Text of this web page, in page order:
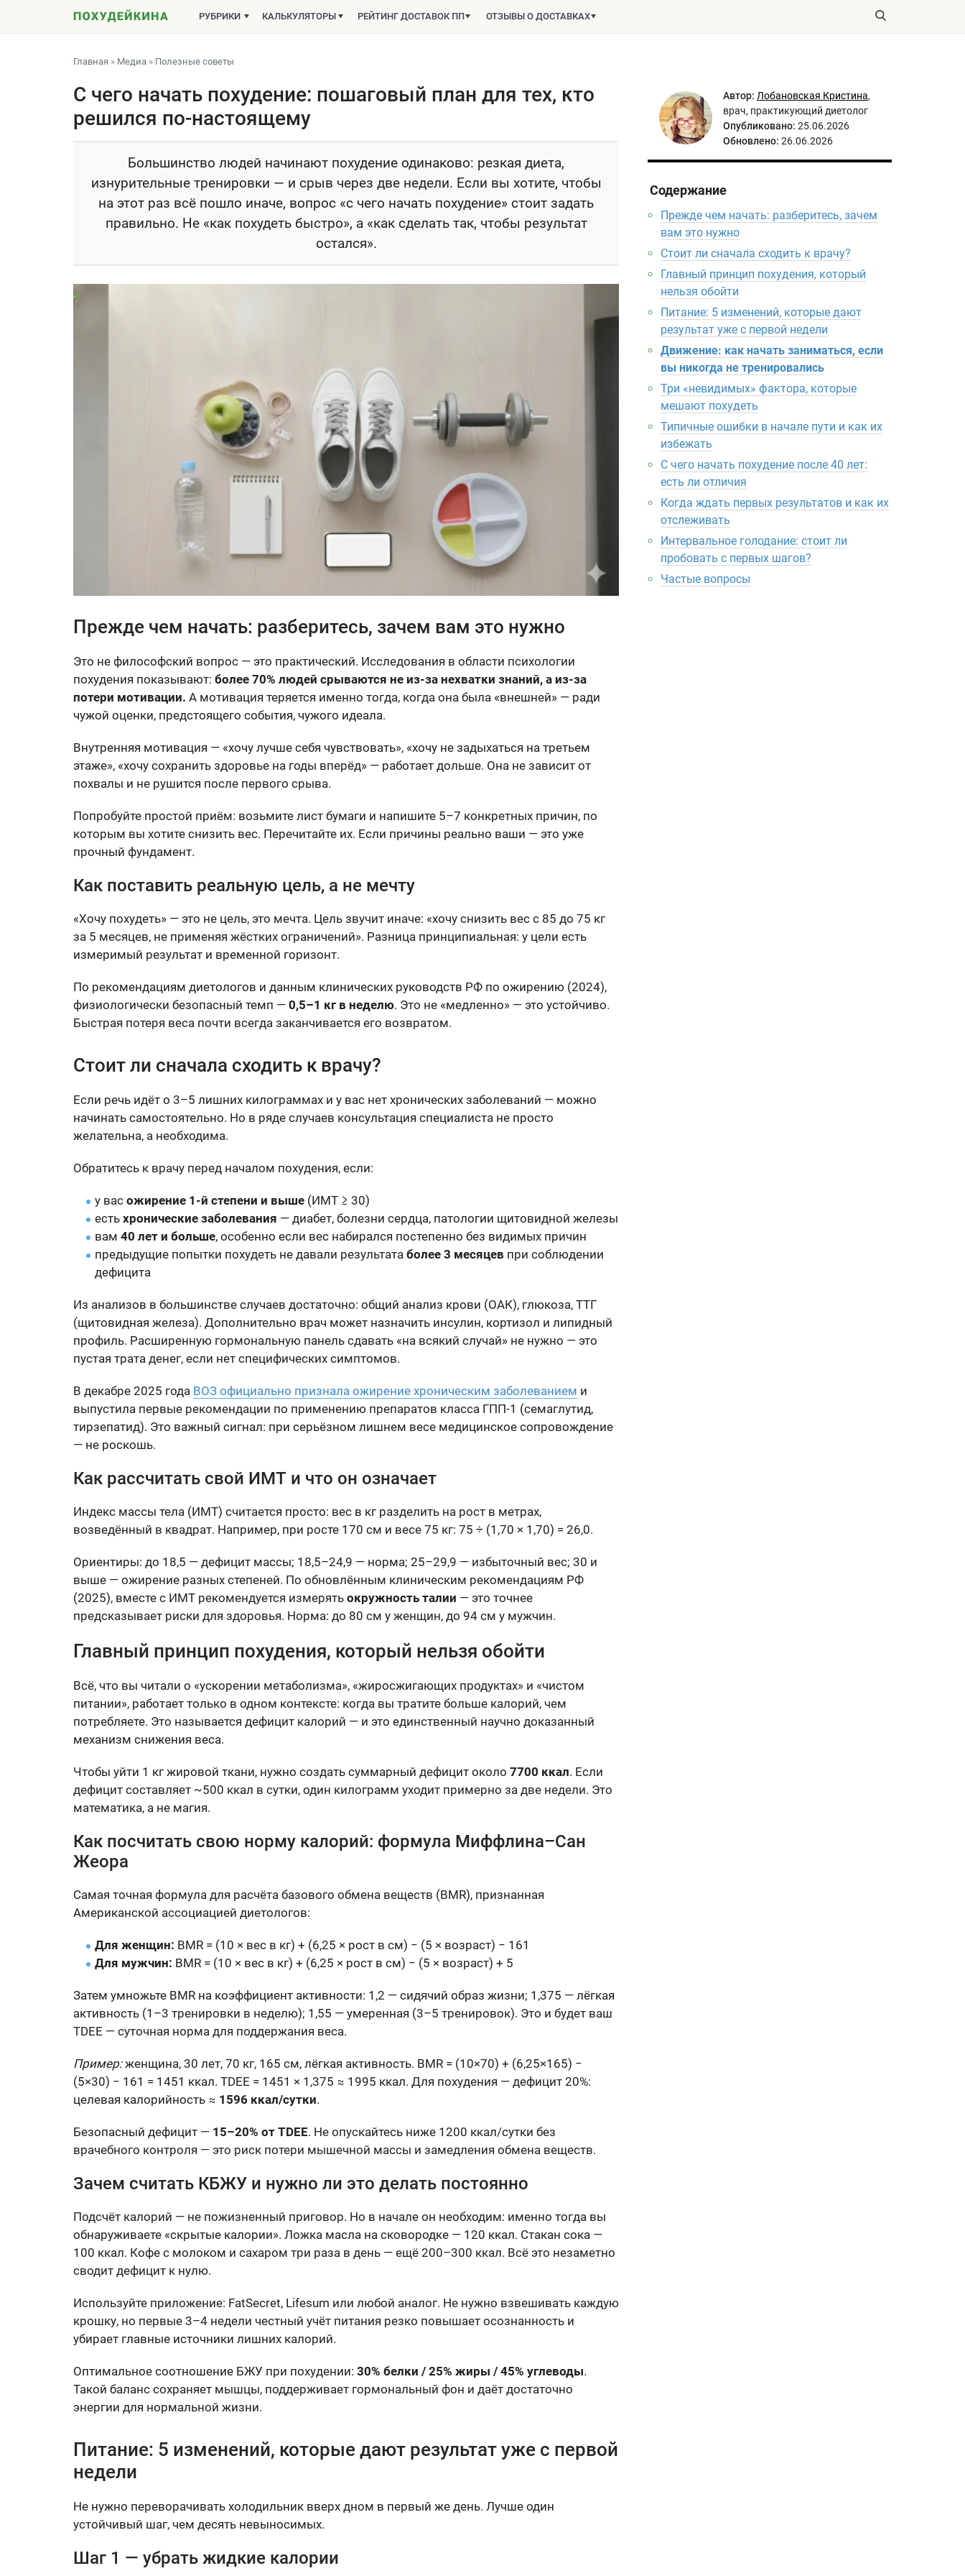
РУБРИКИ КАЛЬКУЛЯТОРЫ РЕЙТИНГ ДОСТАВОК ПП ОТЗЫВЫ О ДОСТАВКАХ
Главная » Медиа » Полезные советы
С чего начать похудение: пошаговый план для тех, кто
решился по-настоящему
Большинство людей начинают похудение одинаково: резкая диета,
изнурительные тренировки — и срыв через две недели. Если вы хотите, чтобы
на этот раз всё пошло иначе, вопрос «с чего начать похудение» стоит задать
правильно. Не «как похудеть быстро», а «как сделать так, чтобы результат
остался».
Прежде чем начать: разберитесь, зачем вам это нужно
Это не философский вопрос — это практический. Исследования в области психологии
похудения показывают: более 70% людей срываются не из-за нехватки знаний, а из-за
потери мотивации. А мотивация теряется именно тогда, когда она была «внешней» — ради
чужой оценки, предстоящего события, чужого идеала.
Внутренняя мотивация — «хочу лучше себя чувствовать», «хочу не задыхаться на третьем
этаже», «хочу сохранить здоровье на годы вперёд» — работает дольше. Она не зависит от
похвалы и не рушится после первого срыва.
Попробуйте простой приём: возьмите лист бумаги и напишите 5–7 конкретных причин, по
которым вы хотите снизить вес. Перечитайте их. Если причины реально ваши — это уже
прочный фундамент.
Как поставить реальную цель, а не мечту
«Хочу похудеть» — это не цель, это мечта. Цель звучит иначе: «хочу снизить вес с 85 до 75 кг
за 5 месяцев, не применяя жёстких ограничений». Разница принципиальная: у цели есть
измеримый результат и временной горизонт.
По рекомендациям диетологов и данным клинических руководств РФ по ожирению (2024),
физиологически безопасный темп — 0,5–1 кг в неделю. Это не «медленно» — это устойчиво.
Быстрая потеря веса почти всегда заканчивается его возвратом.
Стоит ли сначала сходить к врачу?
Если речь идёт о 3–5 лишних килограммах и у вас нет хронических заболеваний — можно
начинать самостоятельно. Но в ряде случаев консультация специалиста не просто
желательна, а необходима.
Обратитесь к врачу перед началом похудения, если:
у вас ожирение 1-й степени и выше (ИМТ ≥ 30)
есть хронические заболевания — диабет, болезни сердца, патологии щитовидной железы
вам 40 лет и больше, особенно если вес набирался постепенно без видимых причин
предыдущие попытки похудеть не давали результата более 3 месяцев при соблюдении
дефицита
Из анализов в большинстве случаев достаточно: общий анализ крови (ОАК), глюкоза, ТТГ
(щитовидная железа). Дополнительно врач может назначить инсулин, кортизол и липидный
профиль. Расширенную гормональную панель сдавать «на всякий случай» не нужно — это
пустая трата денег, если нет специфических симптомов.
В декабре 2025 года ВОЗ официально признала ожирение хроническим заболеванием и
выпустила первые рекомендации по применению препаратов класса ГПП-1 (семаглутид,
тирзепатид). Это важный сигнал: при серьёзном лишнем весе медицинское сопровождение
— не роскошь.
Как рассчитать свой ИМТ и что он означает
Индекс массы тела (ИМТ) считается просто: вес в кг разделить на рост в метрах,
возведённый в квадрат. Например, при росте 170 см и весе 75 кг: 75 ÷ (1,70 × 1,70) = 26,0.
Ориентиры: до 18,5 — дефицит массы; 18,5–24,9 — норма; 25–29,9 — избыточный вес; 30 и
выше — ожирение разных степеней. По обновлённым клиническим рекомендациям РФ
(2025), вместе с ИМТ рекомендуется измерять окружность талии — это точнее
предсказывает риски для здоровья. Норма: до 80 см у женщин, до 94 см у мужчин.
Главный принцип похудения, который нельзя обойти
Всё, что вы читали о «ускорении метаболизма», «жиросжигающих продуктах» и «чистом
питании», работает только в одном контексте: когда вы тратите больше калорий, чем
потребляете. Это называется дефицит калорий — и это единственный научно доказанный
механизм снижения веса.
Чтобы уйти 1 кг жировой ткани, нужно создать суммарный дефицит около 7700 ккал. Если
дефицит составляет ~500 ккал в сутки, один килограмм уходит примерно за две недели. Это
математика, а не магия.
Как посчитать свою норму калорий: формула Миффлина–Сан
Жеора
Самая точная формула для расчёта базового обмена веществ (BMR), признанная
Американской ассоциацией диетологов:
Для женщин: BMR = (10 × вес в кг) + (6,25 × рост в см) − (5 × возраст) − 161
Для мужчин: BMR = (10 × вес в кг) + (6,25 × рост в см) − (5 × возраст) + 5
Затем умножьте BMR на коэффициент активности: 1,2 — сидячий образ жизни; 1,375 — лёгкая
активность (1–3 тренировки в неделю); 1,55 — умеренная (3–5 тренировок). Это и будет ваш
TDEE — суточная норма для поддержания веса.
Пример:женщина, 30 лет, 70 кг, 165 см, лёгкая активность. BMR = (10×70) + (6,25×165) −
(5×30) − 161 = 1451 ккал. TDEE = 1451 × 1,375 ≈ 1995 ккал. Для похудения — дефицит 20%:
целевая калорийность ≈ 1596 ккал/сутки.
Безопасный дефицит — 15–20% от TDEE. Не опускайтесь ниже 1200 ккал/сутки без
врачебного контроля — это риск потери мышечной массы и замедления обмена веществ.
Зачем считать КБЖУ и нужно ли это делать постоянно
Подсчёт калорий — не пожизненный приговор. Но в начале он необходим: именно тогда вы
обнаруживаете «скрытые калории». Ложка масла на сковородке — 120 ккал. Стакан сока —
100 ккал. Кофе с молоком и сахаром три раза в день — ещё 200–300 ккал. Всё это незаметно
сводит дефицит к нулю.
Используйте приложение: FatSecret, Lifesum или любой аналог. Не нужно взвешивать каждую
крошку, но первые 3–4 недели честный учёт питания резко повышает осознанность и
убирает главные источники лишних калорий.
Оптимальное соотношение БЖУ при похудении: 30% белки / 25% жиры / 45% углеводы.
Такой баланс сохраняет мышцы, поддерживает гормональный фон и даёт достаточно
энергии для нормальной жизни.
Питание: 5 изменений, которые дают результат уже с первой
недели
Не нужно переворачивать холодильник вверх дном в первый же день. Лучше один
устойчивый шаг, чем десять невыносимых.
Шаг 1 — убрать жидкие калории
Автор: Лобановская Кристина,
врач, практикующий диетолог
Опубликовано: 25.06.2026
Обновлено: 26.06.2026
Содержание
Прежде чем начать: разберитесь, зачем
вам это нужно
Стоит ли сначала сходить к врачу?
Главный принцип похудения, который
нельзя обойти
Питание: 5 изменений, которые дают
результат уже с первой недели
Движение: как начать заниматься, если
вы никогда не тренировались
Три «невидимых» фактора, которые
мешают похудеть
Типичные ошибки в начале пути и как их
избежать
С чего начать похудение после 40 лет:
есть ли отличия
Когда ждать первых результатов и как их
отслеживать
Интервальное голодание: стоит ли
пробовать с первых шагов?
Частые вопросы